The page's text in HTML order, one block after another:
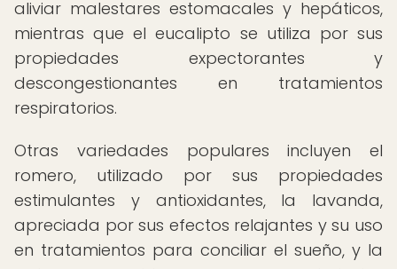
aliviar malestares estomacales y hepáticos,
mientras que el eucalipto se utiliza por sus
propiedades expectorantes y
descongestionantes en tratamientos
respiratorios.
Otras variedades populares incluyen el
romero, utilizado por sus propiedades
estimulantes y antioxidantes, la lavanda,
apreciada por sus efectos relajantes y su uso
en tratamientos para conciliar el sueño, y la